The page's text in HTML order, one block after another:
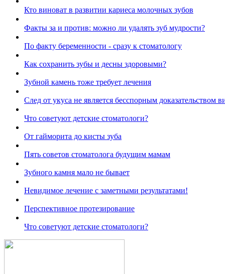
Кто виноват в развитии кариеса молочных зубов
Факты за и против: можно ли удалять зуб мудрости?
По факту беременности - сразу к стоматологу
Как сохранить зубы и десны здоровыми?
Зубной камень тоже требует лечения
След от укуса не является бесспорным доказательством
Что советуют детские стоматологи?
От гайморита до кисты зуба
Пять советов стоматолога будущим мамам
Зубного камня мало не бывает
Невидимое лечение с заметными результатами!
Перспективное протезирование
Что советуют детские стоматологи?